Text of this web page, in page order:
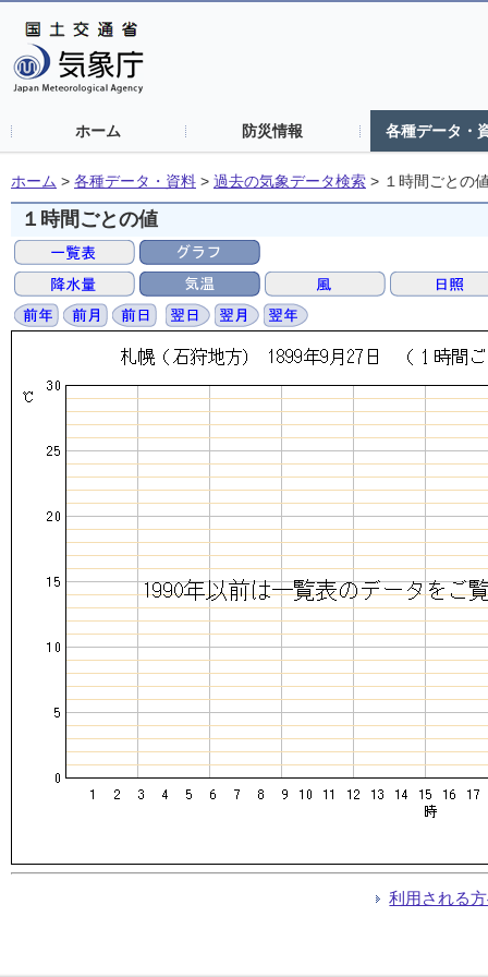
ホーム 防災情報 各種データ・
ホーム > 各種データ・資料 > 過去の気象データ検索 > １時間ごとの
１時間ごとの値
利用される